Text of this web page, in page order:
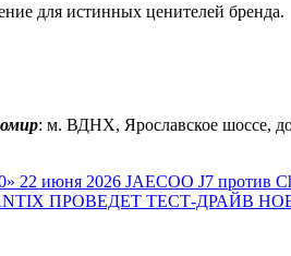
для истинных ценителей бренда.
: м. ВДНХ, Ярославское шоссе,
22 июня 2026 JAECOO J7 против
ПРОВЕДЕТ ТЕСТ-ДРАЙВ